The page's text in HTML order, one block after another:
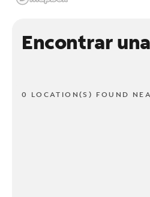
Encontrar
0 LOCATION(S) FOUND